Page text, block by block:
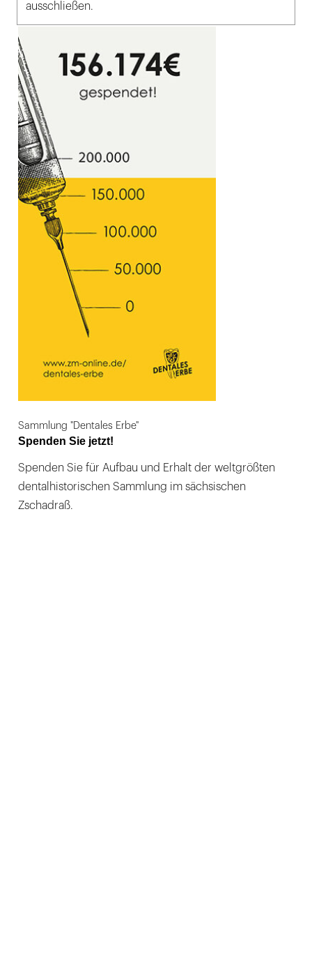
ausschließen.
Sammlung "Dentales Erbe"
Spenden Sie jetzt!
Spenden Sie für Aufbau und Erhalt der weltgrößten
dentalhistorischen Sammlung im sächsischen
Zschadraß.